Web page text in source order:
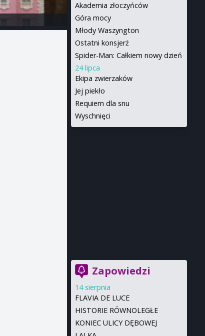
Akademia złoczyńców
Góra mocy
Młody Waszyngton
Ostatni konsjerż
Spider-Man: Całkiem nowy dzień
24 lipca
Ekipa zwierzaków
Jej piekło
Requiem dla snu
Wyschnięci
Zapowiedzi
14 sierpnia
FLAVIA DE LUCE
HISTORIE RÓWNOLEGŁE
KONIEC ULICY DĘBOWEJ